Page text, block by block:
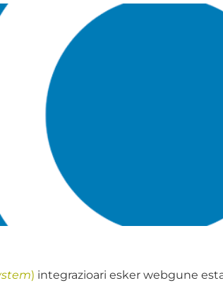
) integrazioari esker webgune